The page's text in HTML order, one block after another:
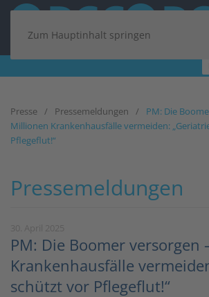
Zum Hauptinhalt springen
Presse Pressemeldungen
PM: Die
Millionen Krankenhausfälle vermeiden:
Pflegeflut!“
Pressemeldungen
PM: Die Boomer versorgen
Krankenhausfälle
schützt vor Pflegeflut!“